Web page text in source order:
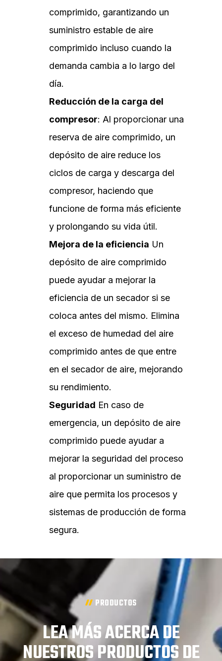
comprimido, garantizando un
suministro estable de aire
comprimido incluso cuando la
demanda cambia a lo largo del
día.
Reducción de la carga del
compresor: Al proporcionar una
reserva de aire comprimido, un
depósito de aire reduce los
ciclos de carga y descarga del
compresor, haciendo que
funcione de forma más eficiente
y prolongando su vida útil.
Mejora de la eficiencia Un
depósito de aire comprimido
puede ayudar a mejorar la
eficiencia de un secador si se
coloca antes del mismo. Elimina
el exceso de humedad del aire
comprimido antes de que entre
en el secador de aire, mejorando
su rendimiento.
Seguridad En caso de
emergencia, un depósito de aire
comprimido puede ayudar a
mejorar la seguridad del proceso
al proporcionar un suministro de
aire que permita los procesos y
sistemas de producción de forma
segura.
PRODUCTOS
LEA MÁS ACERCA DE
NUESTROS PRODUCTOS DE